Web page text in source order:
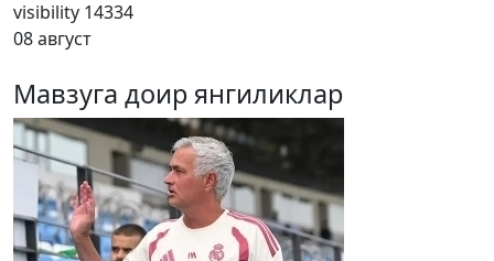
visibility 14334
08 август
Мавзуга доир янгиликлар